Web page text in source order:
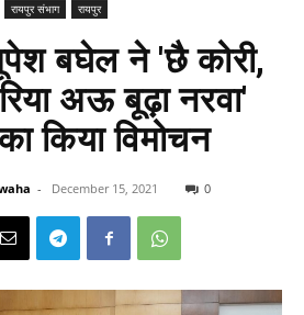
रायपुर संभाग रायपुर
बघेल ने 'छै कोरी,
अऊ बूढ़ा नरवा'
किया विमोचन
- December 15, 2021 0